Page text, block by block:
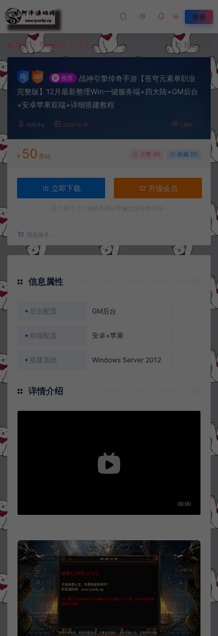
登录
首页 手游资源 正文 我要投稿
# 推荐
战神引擎传奇手游【苍穹元素单职业
完整版】12月最新整理Win一键服务端+四大陆+GM后台
+安卓苹果双端+详细搭建教程
冷雨泽ღ 2022-12-15 1,992
¥ 50 星钻 点赞 (0) 收藏 (0)
立即下载 升级会员
增值服务：
信息属性
后台配置 GM后台
前端配置 安卓+苹果
搭建系统 Windows Server 2012
详情介绍